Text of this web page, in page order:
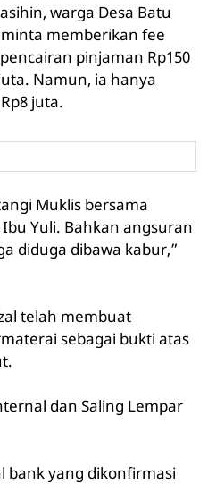
warga Desa Batu
memberikan fee
pinjaman Rp150
Namun, ia hanya
juta.
Muklis bersama
Yuli. Bahkan angsuran
diduga dibawa kabur,”
telah membuat
sebagai bukti atas
dan Saling Lempar
bank yang dikonfirmasi